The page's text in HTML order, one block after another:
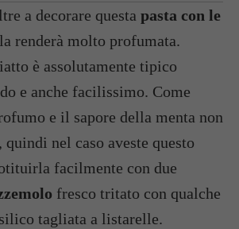
a decorare questa pasta con le
renderà molto profumata.
è assolutamente tipico
e anche facilissimo. Come
e il sapore della menta non
nel caso aveste questo
facilmente con due
fresco tritato con qualche
tagliata a listarelle.